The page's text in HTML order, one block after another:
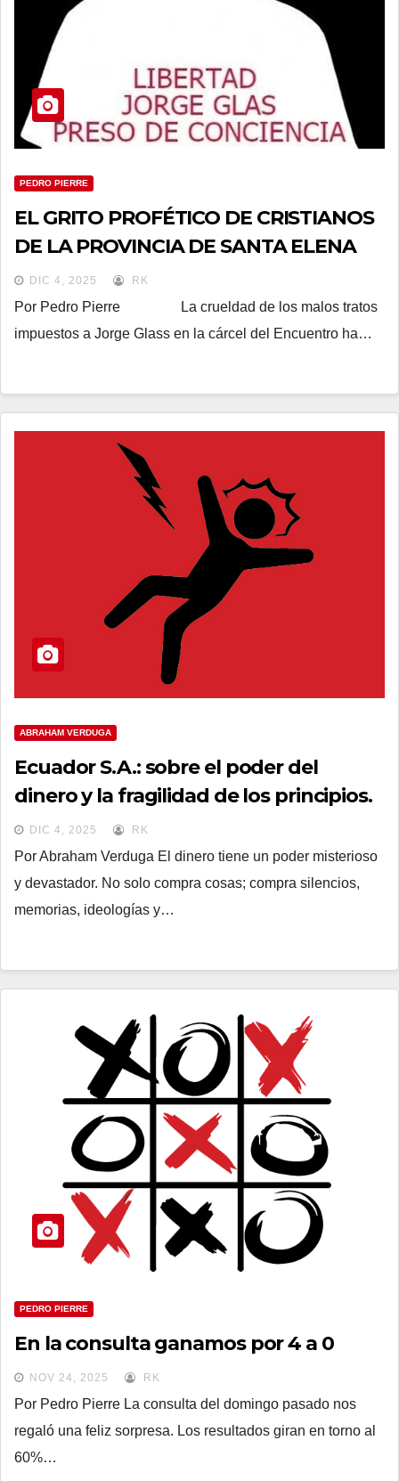
PEDRO PIERRE
EL GRITO PROFÉTICO DE CRISTIANOS
DE LA PROVINCIA DE SANTA ELENA
DIC 4, 2025 RK
Por Pedro Pierre La crueldad de los malos tratos
impuestos a Jorge Glass en la cárcel del Encuentro ha…
ABRAHAM VERDUGA
Ecuador S.A.: sobre el poder del
dinero y la fragilidad de los principios.
DIC 4, 2025 RK
Por Abraham Verduga El dinero tiene un poder misterioso
y devastador. No solo compra cosas; compra silencios,
memorias, ideologías y…
PEDRO PIERRE
En la consulta ganamos por 4 a 0
NOV 24, 2025 RK
Por Pedro Pierre La consulta del domingo pasado nos
regaló una feliz sorpresa. Los resultados giran en torno al
60%…